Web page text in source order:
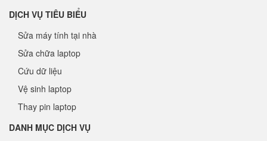
DỊCH VỤ TIÊU BIỂU
Sửa máy tính tại nhà
Sửa chữa laptop
Cứu dữ liệu
Vệ sinh laptop
Thay pin laptop
DANH MỤC DỊCH VỤ